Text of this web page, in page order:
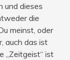
und dieses
die
meinst, oder
auch das ist
„Zeitgeist“ ist